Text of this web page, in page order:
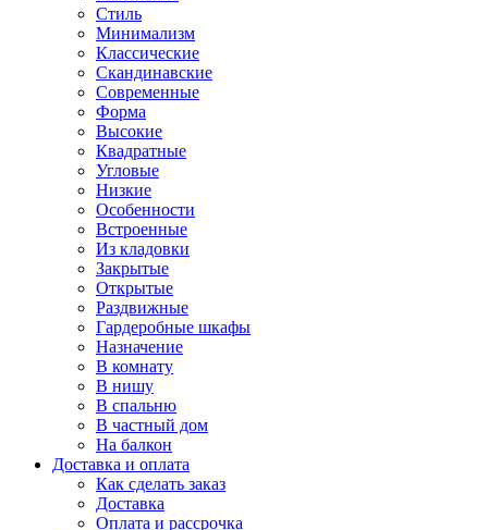
Стиль
Минимализм
Классические
Скандинавские
Современные
Форма
Высокие
Квадратные
Угловые
Низкие
Особенности
Встроенные
Из кладовки
Закрытые
Открытые
Раздвижные
Гардеробные шкафы
Назначение
В комнату
В нишу
В спальню
В частный дом
На балкон
Доставка и оплата
Как сделать заказ
Доставка
Оплата и рассрочка